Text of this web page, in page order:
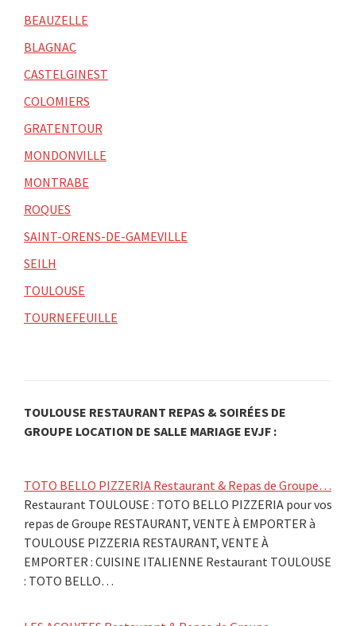
BEAUZELLE
BLAGNAC
CASTELGINEST
COLOMIERS
GRATENTOUR
MONDONVILLE
MONTRABE
ROQUES
SAINT-ORENS-DE-GAMEVILLE
SEILH
TOULOUSE
TOURNEFEUILLE
TOULOUSE RESTAURANT REPAS & SOIRÉES DE
GROUPE LOCATION DE SALLE MARIAGE EVJF :
TOTO BELLO PIZZERIA Restaurant & Repas de Groupe…
Restaurant TOULOUSE : TOTO BELLO PIZZERIA pour vos
repas de Groupe RESTAURANT, VENTE À EMPORTER à
TOULOUSE PIZZERIA RESTAURANT, VENTE À
EMPORTER : CUISINE ITALIENNE Restaurant TOULOUSE
: TOTO BELLO…